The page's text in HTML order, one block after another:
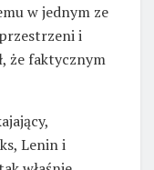
w jednym ze
i
że faktycznym
Lenin i